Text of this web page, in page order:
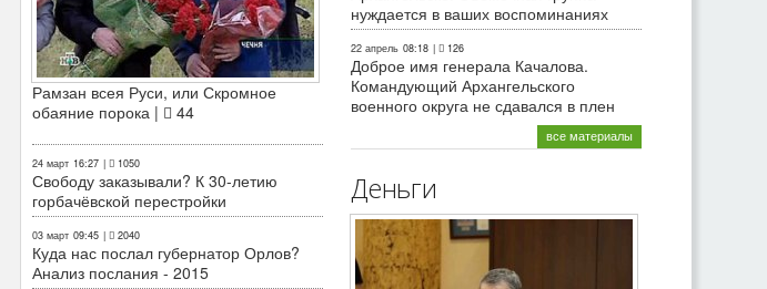
Рамзан всея Руси, или Скромное
обаяние порока |
44
24 март 16:27 | 1050
Свободу заказывали? К 30-летию
горбачёвской перестройки
03 март 09:45 | 2040
Куда нас послал губернатор Орлов?
Анализ послания - 2015
нуждается в ваших воспоминаниях
22 апрель 08:18 | 126
Доброе имя генерала Качалова.
Командующий Архангельского
военного округа не сдавался в плен
все материалы
Деньги